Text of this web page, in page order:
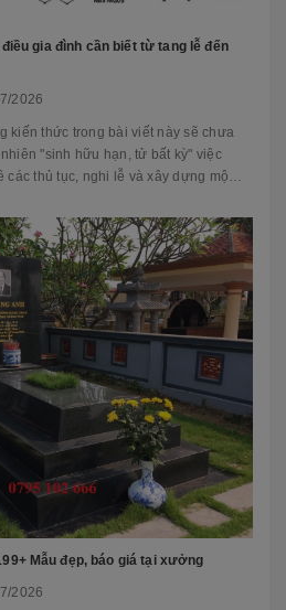
gia đình cần biết từ tang lễ đến
2026
kiến thức trong bài viết này sẽ chưa
"sinh hữu hạn, tử bất kỳ" việc
các thủ tục, nghi lễ và xây dựng mộ
Mẫu đẹp, báo giá tại xưởng
2026